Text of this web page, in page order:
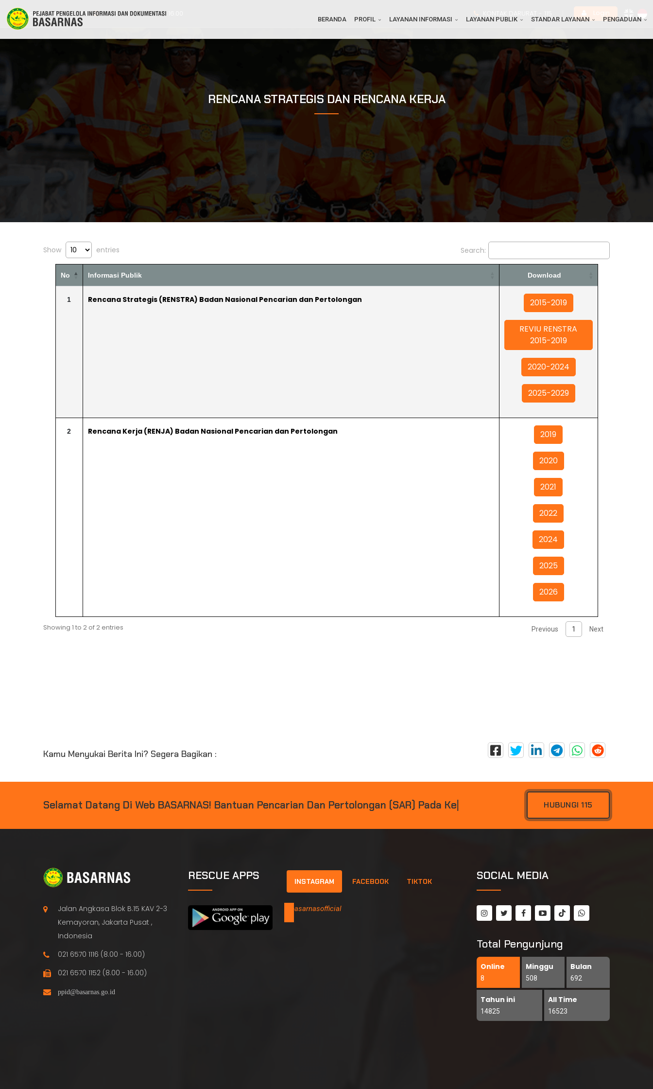
ppid@basarnas.go.id 021 6570 1116 | 8.00 - 16.00
BERANDA PROFIL LAYANAN INFORMASI LAYANAN PUBLIK STANDAR LAYANAN PENGADUAN
RENCANA STRATEGIS DAN RENCANA KERJA
Show entries Search:
No Informasi Publik Download
1 Rencana Strategis (RENSTRA) Badan Nasional Pencarian dan Pertolongan 2015-2019
REVIU RENSTRA
2015-2019
2020-2024
2025-2029
2 Rencana Kerja (RENJA) Badan Nasional Pencarian dan Pertolongan 2019
2020
2021
2022
2024
2025
2026
Showing 1 to 2 of 2 entries Previous 1 Next
Kamu Menyukai Berita Ini? Segera Bagikan :
Selamat Datang Di Web BASARNAS! BANTUAN PENCARIAN DAN PERTOLONGAN (SAR) PADA KE HUBUNGI 115
Jalan Angkasa Blok B.15 KAV 2-3
Kemayoran, Jakarta Pusat ,
Indonesia
021 6570 1116 (8.00 - 16.00)
021 6570 1152 (8.00 - 16.00)
RESCUE APPS INSTAGRAM FACEBOOK TIKTOK
@basarnasofficial
SOCIAL MEDIA
Total Pengunjung
Online
8
Minggu
508
Bulan
692
Tahun ini
14825
All Time
16523